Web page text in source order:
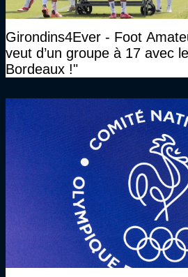
Girondins4Ever - Foot
veut d’un groupe à 17 avec
Bordeaux !"